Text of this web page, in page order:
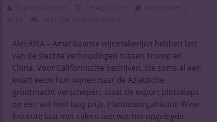
AMERIKA – Amerikaanse wijnmakerijen hebben last
van de slechte verhoudingen tussen Trump en
China. Voor Californische bedrijven, die soms al een
kwart eeuw hun wijnen naar de Aziatische
grootmacht verschepen, staat de export plotsklaps
op een wel heel laag pitje. Handelsorganisatie Wine
Institute laat met cijfers zien wat het opgelegde